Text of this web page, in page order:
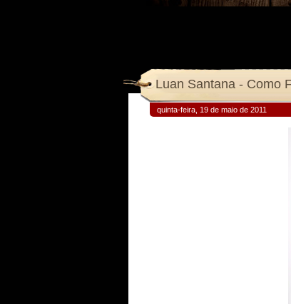
Luan Santana - Como
quinta-feira, 19 de maio de 2011